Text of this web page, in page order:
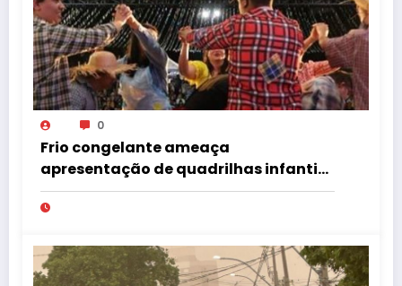
0
Frio congelante ameaça
apresentação de quadrilhas infantis
no Tupã Junina